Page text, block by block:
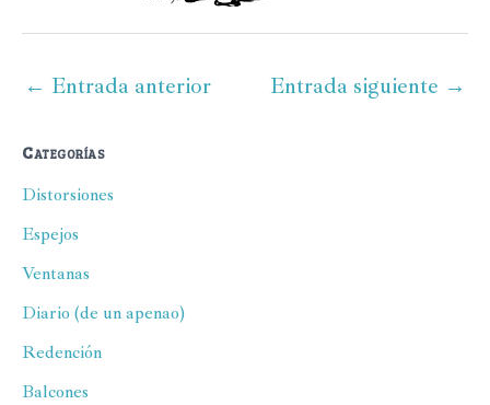
Categorías
Distorsiones
Espejos
Ventanas
Diario (de un apenao)
Redención
Balcones
← Entrada anterior Entrada siguiente →